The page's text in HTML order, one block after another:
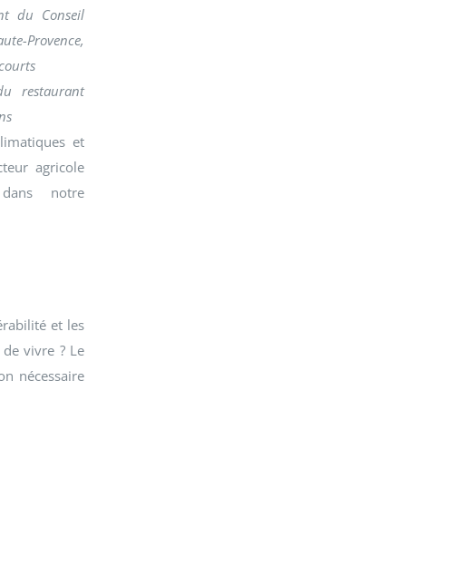
du Conseil
Provence,
restaurant
et
agricole
notre
et les
vivre ? Le
nécessaire